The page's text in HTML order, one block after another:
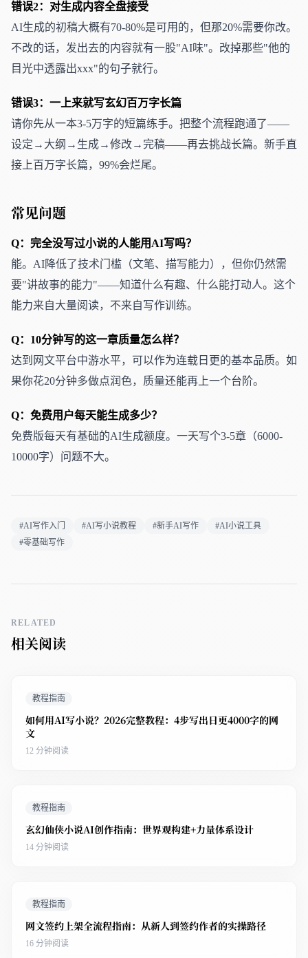
错误2：对生成内容全盘接受
AI生成的初稿大概有70-80%是可用的，但那20%需要你改。
不改的话，发出去的内容就有一股"AI味"。改掉那些"他的
目光中透露出xxx"的句子就行。
错误3：一上来就写玄幻百万字长篇
请你先从一本3-5万字的短篇练手。把整个流程跑通了——
设定→大纲→生成→修改→完稿——再去挑战长篇。新手直
接上百万字长篇，99%会烂尾。
常见问题
Q：完全没写过小说的人能用AI写吗？
能。AI降低了技术门槛（文笔、描写能力），但你仍然需
要"讲故事的能力"——知道什么有趣、什么能打动人。这个
能力来自大量阅读，不来自写作训练。
Q：10分钟写的这一章质量怎么样？
达到网文平台中游水平，可以作为连载日更的基本品质。如
果你花20分钟多做点润色，质量还能再上一个台阶。
Q：免费用户每天能生成多少？
免费版每天有基础的AI生成额度。一天写个3-5章（6000-
10000字）问题不大。
#AI写作入门 #AI写小说教程 #新手AI写作
#AI小说工具
#零基础写作
RELATED
相关阅读
教程指南
如何用AI写小说？2026完整教程：4步写出日更4000字的网
文
12 分钟阅读
教程指南
玄幻仙侠小说AI创作指南：世界观构建+力量体系设计
14 分钟阅读
教程指南
网文签约上架全流程指南：从新人到签约作者的实操路径
16 分钟阅读